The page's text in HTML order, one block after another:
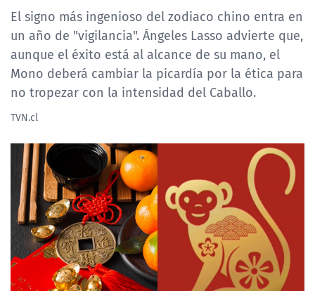
El signo más ingenioso del zodiaco chino entra en
un año de "vigilancia". Ángeles Lasso advierte que,
aunque el éxito está al alcance de su mano, el
Mono deberá cambiar la picardía por la ética para
no tropezar con la intensidad del Caballo.
TVN.cl